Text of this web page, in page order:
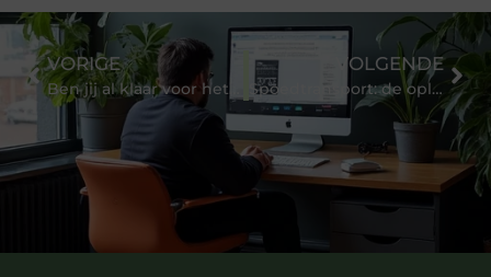
VORIGE VOLGENDE
Spoedtransport: de oplossing voor dringende leveringen